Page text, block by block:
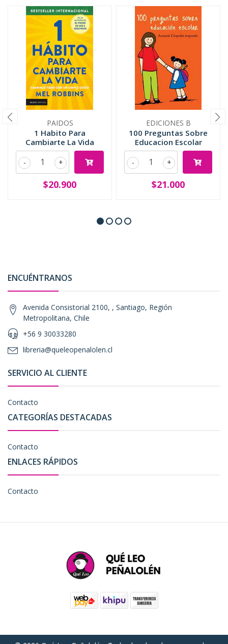
PAIDOS
1 Habito Para
Cambiarte La Vida
+
-
$20.900
EDICIONES B
100 Preguntas Sobre
Educacion Escolar
+
-
$21.000
ENCUÉNTRANOS
Avenida Consistorial 2100, , Santiago, Región
Metropolitana, Chile
+56 9 30033280
libreria@queleopenalolen.cl
SERVICIO AL CLIENTE
Contacto
CATEGORÍAS DESTACADAS
Contacto
ENLACES RÁPIDOS
Contacto